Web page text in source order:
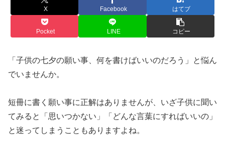
X Facebook はてブ
Pocket LINE コピー
「子供の七夕の願い事、何を書けばいいのだろう」と悩ん
でいませんか。
短冊に書く願い事に正解はありませんが、いざ子供に聞い
てみると「思いつかない」「どんな言葉にすればいいの」
と迷ってしまうこともありますよね。